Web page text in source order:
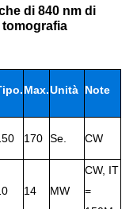
di 840 nm di
Max.Unità Note
170 Se. CW
14 MW
CW, IT
=